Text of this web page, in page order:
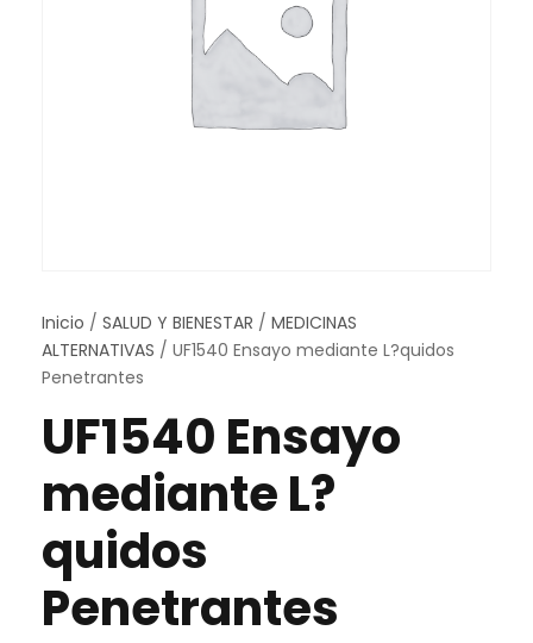
Inicio / SALUD Y BIENESTAR / MEDICINAS
ALTERNATIVAS / UF1540 Ensayo mediante L?quidos
Penetrantes
UF1540 Ensayo
mediante L?
quidos
Penetrantes